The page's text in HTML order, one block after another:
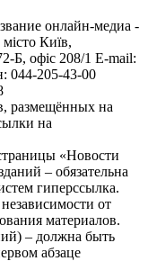
онлайн-медиа -
Київ,
офіс 208/1 E-mail:
044-205-43-00
размещённых на
на
«Новости
– обязательна
гиперссылка.
от
материалов.
– должна быть
абзаце